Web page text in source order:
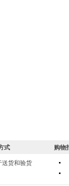
式
送货和验货
购物